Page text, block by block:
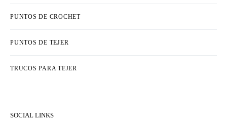
PUNTOS DE CROCHET
PUNTOS DE TEJER
TRUCOS PARA TEJER
SOCIAL LINKS